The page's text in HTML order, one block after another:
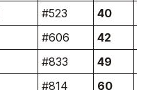
#523 40
#606 42
#833 49
#814 60